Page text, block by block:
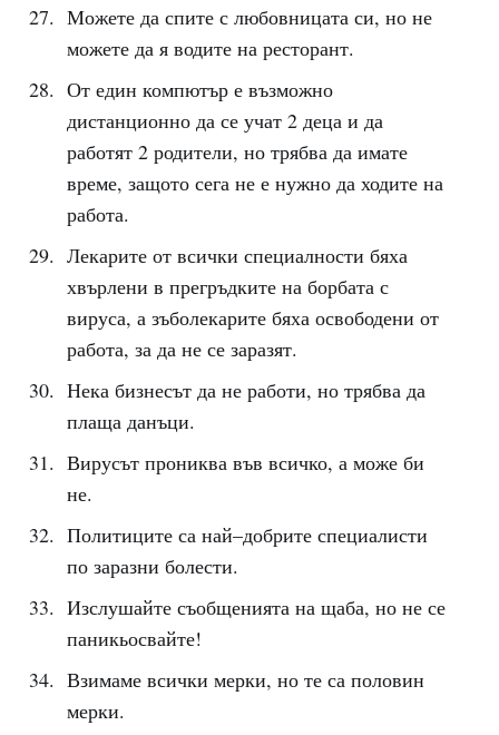
Можете да спите с любовницата си, но не
можете да я водите на ресторант.
От един компютър е възможно
дистанционно да се учат 2 деца и да
работят 2 родители, но трябва да имате
време, защото сега не е нужно да ходите на
работа.
Лекарите от всички специалности бяха
хвърлени в прегръдките на борбата с
вируса, а зъболекарите бяха освободени от
работа, за да не се заразят.
Нека бизнесът да не работи, но трябва да
плаща данъци.
Вирусът прониква във всичко, а може би
не.
Политиците са най–добрите специалисти
по заразни болести.
Изслушайте съобщенията на щаба, но не се
паникьосвайте!
Взимаме всички мерки, но те са половин
мерки.